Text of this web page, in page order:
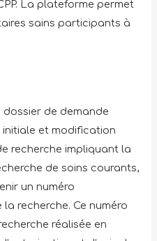
La plateforme permet
sains participants à
de demande
et modification
recherche impliquant la
de soins courants,
un numéro
la recherche. Ce numéro
réalisée en